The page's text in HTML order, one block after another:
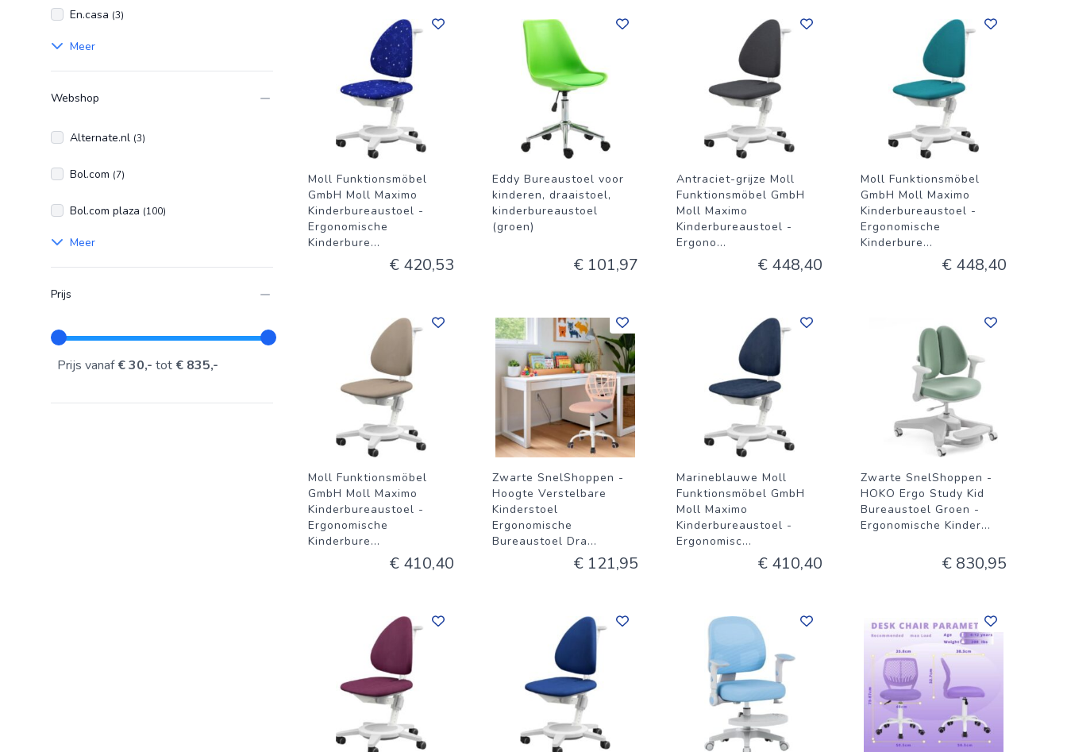
En.casa (3)
Meer
Webshop
Alternate.nl (3)
Bol.com (7)
Bol.com plaza (100)
Meer
Prijs
Prijs vanaf€ 30,- tot € 835,-
Moll Funktionsmöbel
GmbH Moll Maximo
Kinderbureaustoel -
Ergonomische
Kinderbure...
€ 420,53
Eddy Bureaustoel voor
kinderen, draaistoel,
kinderbureaustoel
(groen)
€ 101,97
Antraciet-grijze Moll
Funktionsmöbel GmbH
Moll Maximo
Kinderbureaustoel -
Ergono...
€ 448,40
Moll Funktionsmöbel
GmbH Moll Maximo
Kinderbureaustoel -
Ergonomische
Kinderbure...
€ 448,40
Moll Funktionsmöbel
GmbH Moll Maximo
Kinderbureaustoel -
Ergonomische
Kinderbure...
€ 410,40
Zwarte SnelShoppen -
Hoogte Verstelbare
Kinderstoel
Ergonomische
Bureaustoel Dra...
€ 121,95
Marineblauwe Moll
Funktionsmöbel GmbH
Moll Maximo
Kinderbureaustoel -
Ergonomisc...
€ 410,40
Zwarte SnelShoppen -
HOKO Ergo Study Kid
Bureaustoel Groen -
Ergonomische Kinder...
€ 830,95